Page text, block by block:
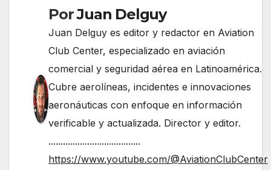
PorJuan Delguy
Juan Delguy es editor y redactor en Aviation
Club Center, especializado en aviación
comercial y seguridad aérea en Latinoamérica.
Cubre aerolíneas, incidentes e innovaciones
aeronáuticas con enfoque en información
verificable y actualizada. Director y editor.
......................................
https://www.youtube.com/@AviationClubCenter